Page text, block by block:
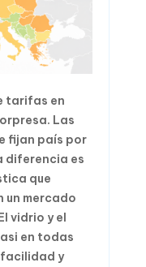
tarifas en
Las
fijan país por
diferencia es
que
un mercado
vidrio y el
en todas
y